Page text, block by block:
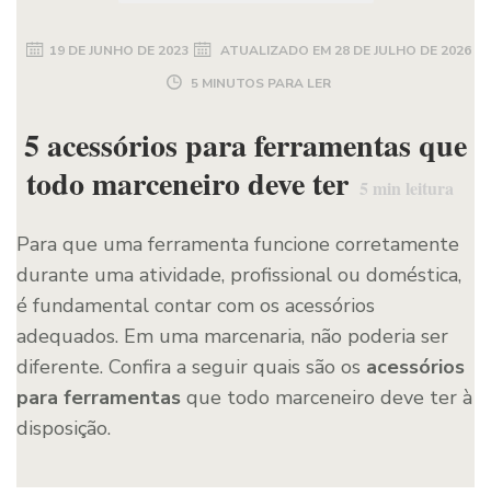
19 DE JUNHO DE 2023 ATUALIZADO EM 28 DE JULHO DE 2026
5 MINUTOS PARA LER
5 acessórios para ferramentas que
todo marceneiro deve ter 5 min leitura
Para que uma ferramenta funcione corretamente
durante uma atividade, profissional ou doméstica,
é fundamental contar com os acessórios
adequados. Em uma marcenaria, não poderia ser
diferente. Confira a seguir quais são os acessórios
para ferramentas que todo marceneiro deve ter à
disposição.